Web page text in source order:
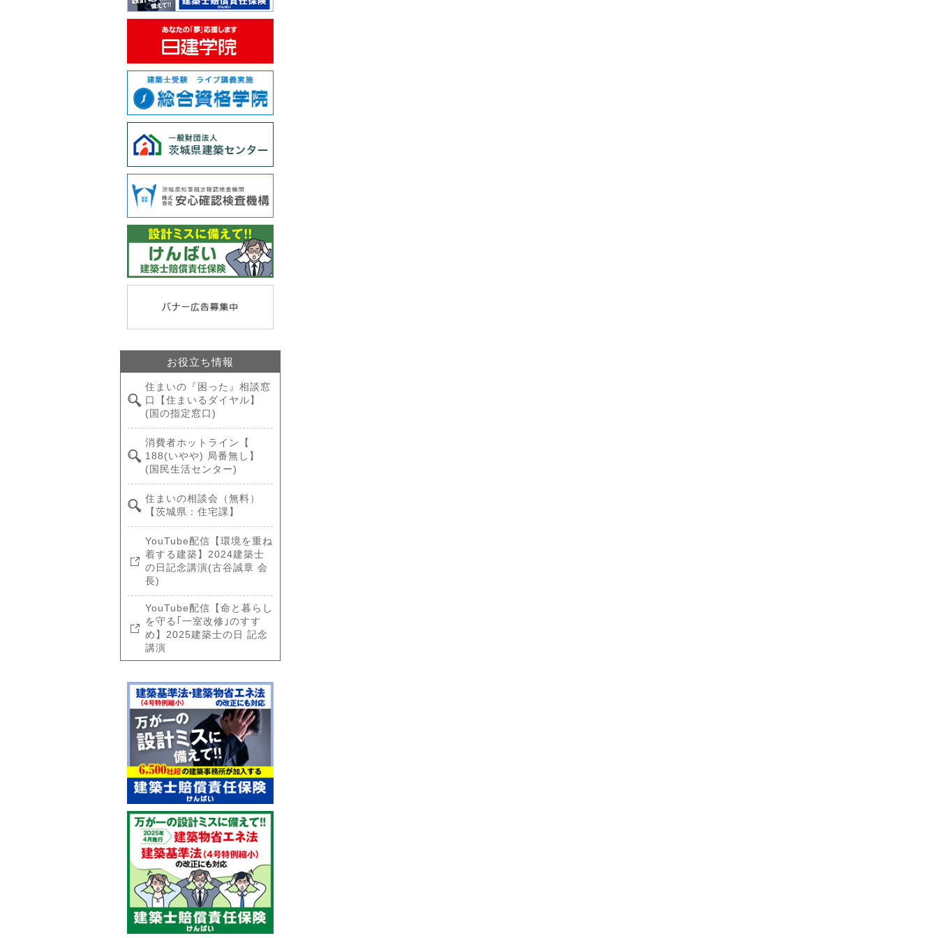
お役立ち情報
住まいの『困った』相談窓
口【住まいるダイヤル】
(国の指定窓口)
消費者ホットライン【
188(いやや) 局番無し】
(国民生活センター)
住まいの相談会（無料）
【茨城県：住宅課】
YouTube配信【環境を重ね
着する建築】2024建築士
の日記念講演(古谷誠章 会
長)
YouTube配信【命と暮らし
を守る｢一室改修｣のすす
め】2025建築士の日 記念
講演